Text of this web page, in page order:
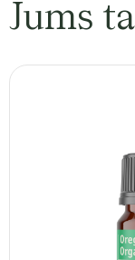
Jums